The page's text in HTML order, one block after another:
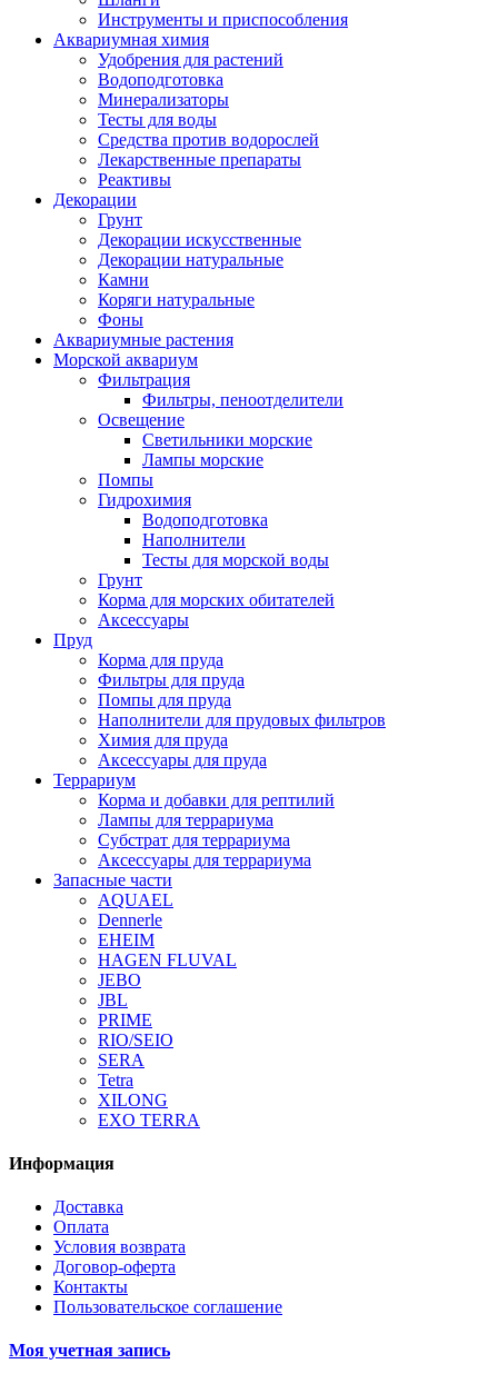
Инструменты и приспособления
Аквариумная химия
Удобрения для растений
Водоподготовка
Минерализаторы
Тесты для воды
Средства против водорослей
Лекарственные препараты
Реактивы
Декорации
Грунт
Декорации искусственные
Декорации натуральные
Камни
Коряги натуральные
Фоны
Аквариумные растения
Морской аквариум
Фильтрация
Фильтры, пеноотделители
Освещение
Светильники морские
Лампы морские
Помпы
Гидрохимия
Водоподготовка
Наполнители
Тесты для морской воды
Грунт
Корма для морских обитателей
Аксессуары
Пруд
Корма для пруда
Фильтры для пруда
Помпы для пруда
Наполнители для прудовых фильтров
Химия для пруда
Аксессуары для пруда
Террариум
Корма и добавки для рептилий
Лампы для террариума
Субстрат для террариума
Аксессуары для террариума
Запасные части
AQUAEL
Dennerle
EHEIM
HAGEN FLUVAL
JEBO
JBL
PRIME
RIO/SEIO
SERA
Tetra
XILONG
EXO TERRA
Информация
Доставка
Оплата
Условия возврата
Договор-оферта
Контакты
Пользовательское соглашение
Моя учетная запись